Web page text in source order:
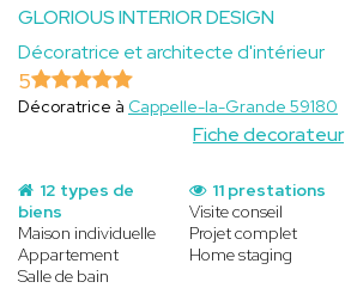
GLORIOUS INTERIOR DESIGN
Décoratrice et architecte d'intérieur
Fiche decorateur
5
Décoratrice à Cappelle-la-Grande 59180
12 types de
biens
Maison individuelle
Appartement
Salle de bain
11 prestations
Visite conseil
Projet complet
Home staging